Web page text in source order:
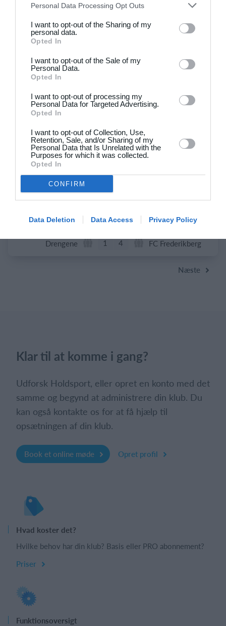
Personal Data Processing Opt Outs
I want to opt-out of the Sharing of my
personal data.
Opted In
I want to opt-out of the Sale of my
Personal Data.
Opted In
I want to opt-out of processing my
Personal Data for Targeted Advertising.
Opted In
I want to opt-out of Collection, Use,
Retention, Sale, and/or Sharing of my
Personal Data that Is Unrelated with the
Purposes for which it was collected.
Opted In
CONFIRM
Data Deletion Data Access Privacy Policy
Brede IF - Det grå guld 3 1 Hørsholm
21. juni
BIF/ØHIK
20. juni
Solens Børn
19. juni
Drengene 1 4 FC Frederikberg
Næste
Klar til at komme i gang?
Udforsk Holdsport, eller opret en konto med det
samme og begynd at administrere din klub. Du
kan også kontakte os for at få hjælp til
opsætningen af din klub.
Book et online møde Opret profil
Hvad koster det?
Hvilke behov har din klub? Basis eller PRO abonnement?
Priser
Funktionsoversigt